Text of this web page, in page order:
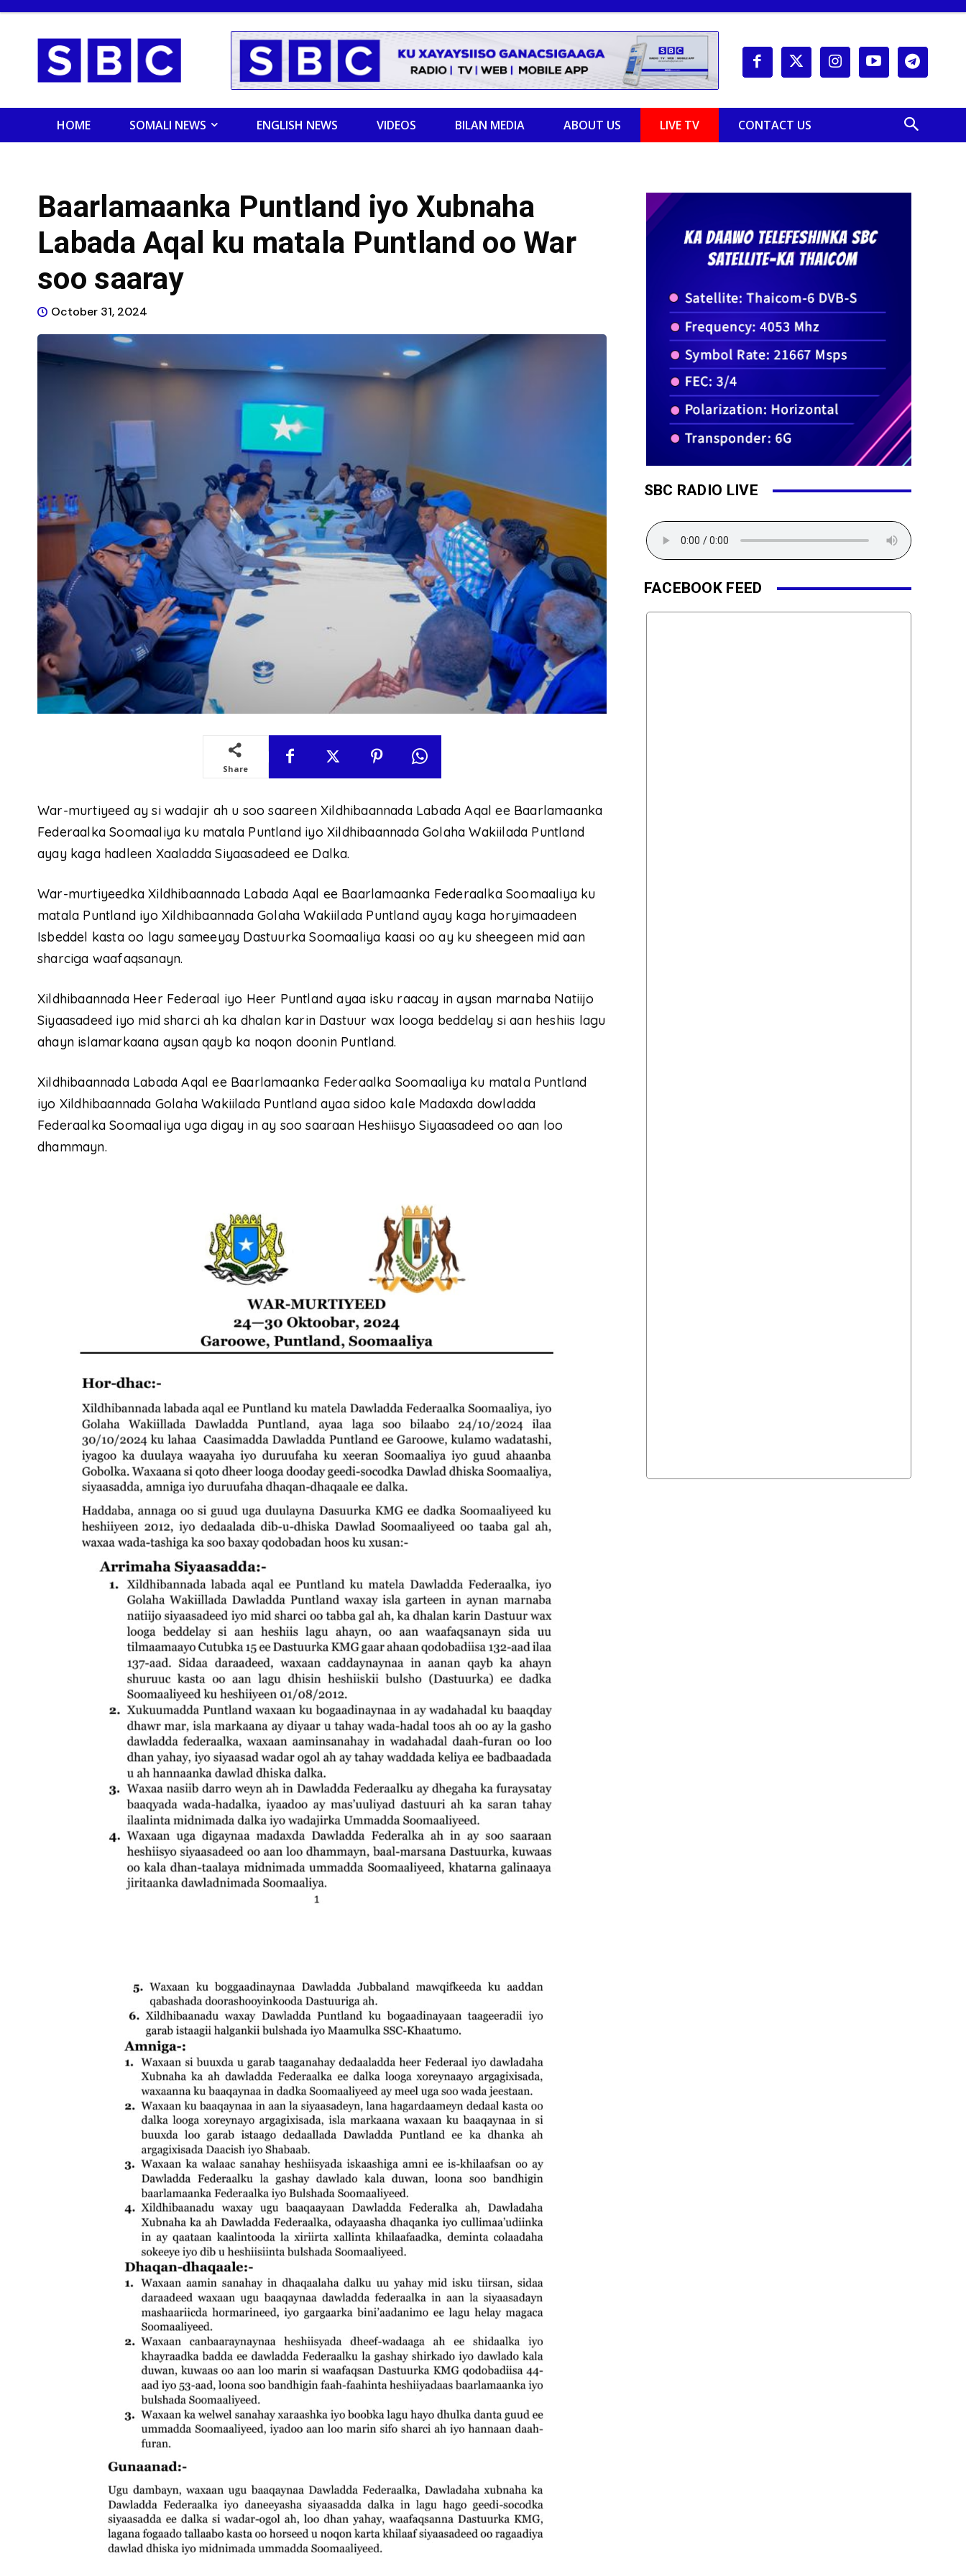
HOME SOMALI NEWS ENGLISH NEWS VIDEOS BILAN MEDIA ABOUT US LIVE TV CONTACT US
Baarlamaanka Puntland iyo Xubnaha
Labada Aqal ku matala Puntland oo War
soo saaray
October 31, 2024
Share
War-murtiyeed ay si wadajir ah u soo saareen Xildhibaannada Labada Aqal ee Baarlamaanka
Federaalka Soomaaliya ku matala Puntland iyo Xildhibaannada Golaha Wakiilada Puntland
ayay kaga hadleen Xaaladda Siyaasadeed ee Dalka.
War-murtiyeedka Xildhibaannada Labada Aqal ee Baarlamaanka Federaalka Soomaaliya ku
matala Puntland iyo Xildhibaannada Golaha Wakiilada Puntland ayay kaga horyimaadeen
Isbeddel kasta oo lagu sameeyay Dastuurka Soomaaliya kaasi oo ay ku sheegeen mid aan
sharciga waafaqsanayn.
Xildhibaannada Heer Federaal iyo Heer Puntland ayaa isku raacay in aysan marnaba Natiijo
Siyaasadeed iyo mid sharci ah ka dhalan karin Dastuur wax looga beddelay si aan heshiis lagu
ahayn islamarkaana aysan qayb ka noqon doonin Puntland.
Xildhibaannada Labada Aqal ee Baarlamaanka Federaalka Soomaaliya ku matala Puntland
iyo Xildhibaannada Golaha Wakiilada Puntland ayaa sidoo kale Madaxda dowladda
Federaalka Soomaaliya uga digay in ay soo saaraan Heshiisyo Siyaasadeed oo aan loo
dhammayn.
SBC RADIO LIVE
FACEBOOK FEED